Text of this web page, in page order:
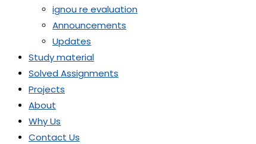
ignou re evaluation
Announcements
Updates
Study material
Solved Assignments
Projects
About
Why Us
Contact Us